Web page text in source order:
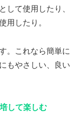
して使用したり、
用したり。
。これなら簡単に
もやさしい、良い
して楽しむ